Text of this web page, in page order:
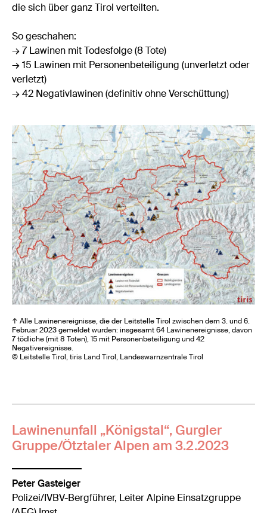
die sich über ganz Tirol verteilten.
So geschahen:
→ 7 Lawinen mit Todesfolge (8 Tote)
→ 15 Lawinen mit Personenbeteiligung (unverletzt oder
verletzt)
→ 42 Negativlawinen (definitiv ohne Verschüttung)
↑ Alle Lawinenereignisse, die der Leitstelle Tirol zwischen dem 3. und 6.
Februar 2023 gemeldet wurden: insgesamt 64 Lawinenereignisse, davon
7 tödliche (mit 8 Toten), 15 mit Personenbeteiligung und 42
Negativereignisse.
© Leitstelle Tirol, tiris Land Tirol, Landeswarnzentrale Tirol
Lawinenunfall „Königstal“, Gurgler
Gruppe/Ötztaler Alpen am 3.2.2023
Peter Gasteiger
Polizei/IVBV-Bergführer, Leiter Alpine Einsatzgruppe